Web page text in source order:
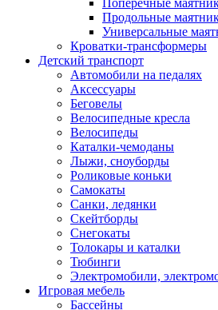
Поперечные
Продольные
Универсальные
Кроватки-трансформеры
Детский транспорт
Автомобили на педалях
Аксессуары
Беговелы
Велосипедные кресла
Велосипеды
Каталки-чемоданы
Лыжи, сноуборды
Роликовые коньки
Самокаты
Санки, ледянки
Скейтборды
Снегокаты
Толокары и каталки
Тюбинги
Электромобили,
Игровая мебель
Бассейны